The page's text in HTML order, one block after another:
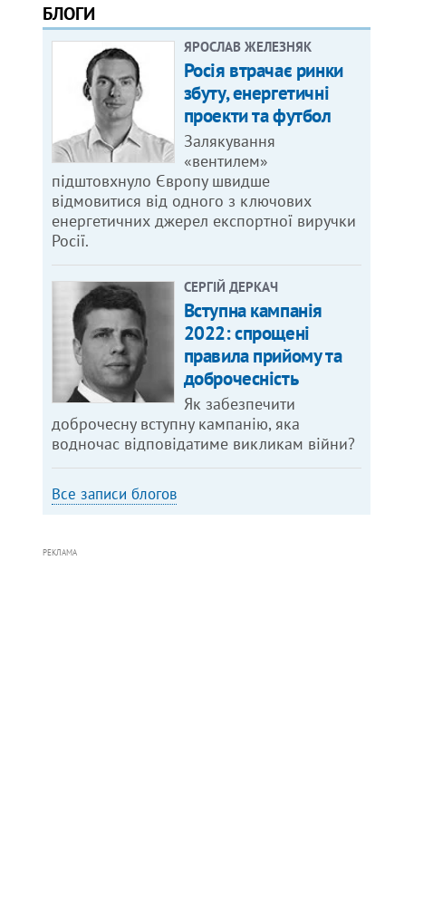
БЛОГИ
ЯРОСЛАВ ЖЕЛЕЗНЯК
Росія втрачає ринки
збуту, енергетичні
проекти та футбол
Залякування
«вентилем»
підштовхнуло Європу швидше
відмовитися від одного з ключових
енергетичних джерел експортної виручки
Росії.
СЕРГІЙ ДЕРКАЧ
Вступна кампанія
2022: спрощені
правила прийому та
доброчесність
Як забезпечити
доброчесну вступну кампанію, яка
водночас відповідатиме викликам війни?
Все записи блогов
РЕКЛАМА